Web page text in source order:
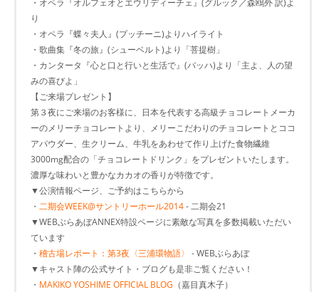
・オペラ『オルフェオとエウリディーチェ』(グルック／森鴎外 訳)よ
り
・オペラ『蝶々夫人』(プッチーニ)よりハイライト
・歌曲集『冬の旅』(シューベルト)より「菩提樹」
・カンタータ『心と口と行いと生活で』(バッハ)より「主よ、人の望
みの喜びよ」
【ご来場プレゼント】
第３夜にご来場のお客様に、日本を代表する高級チョコレートメーカ
ーのメリーチョコレートより、メリーこだわりのチョコレートとココ
アパウダー、生クリーム、牛乳をあわせて作り上げた食物繊維
3000mg配合の「チョコレートドリンク」をプレゼントいたします。
濃厚な味わいと豊かなカカオの香りが特徴です。
▼公演情報ページ、ご予約はこちらから
・ 二期会WEEK@サントリーホール2014- 二期会21
▼WEBぶらあぼANNEX特設ページに素敵な写真を多数掲載いただい
ています
・ 稽古場レポート：第3夜〈三浦環物語〉 - WEBぶらあぼ
▼キャスト陣の公式サイト・ブログも是非ご覧ください！
・ MAKIKO YOSHIME OFFICIAL BLOG （嘉目真木子）